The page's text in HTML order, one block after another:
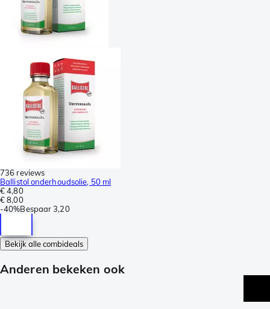
736 reviews
Ballistol onderhoudsolie, 50 ml
€ 4,80
€ 8,00
-40%Bespaar 3,20
Bekijk alle combideals
Anderen bekeken ook